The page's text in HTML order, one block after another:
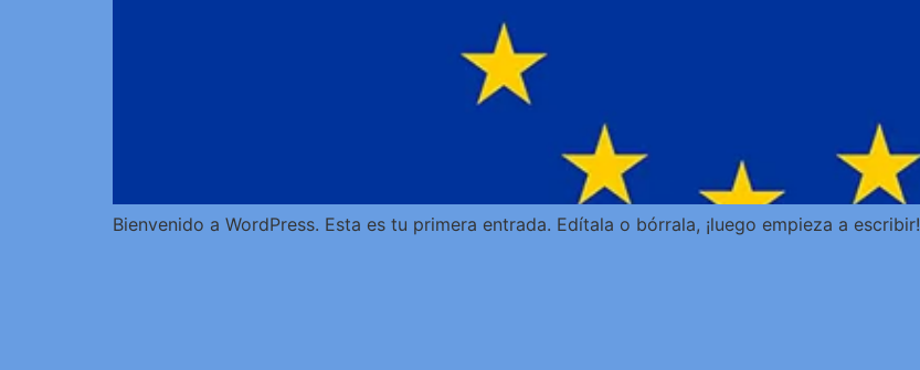
Bienvenido a WordPress. Esta es tu primera entrada. Edítala o bórrala, ¡luego empieza a escribir!